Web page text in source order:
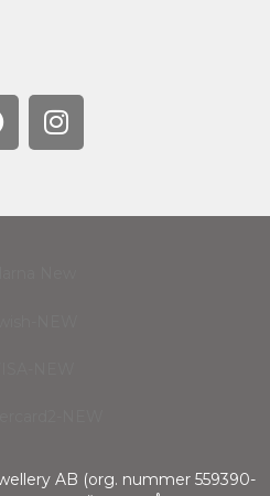
AB (org. nummer 559390-